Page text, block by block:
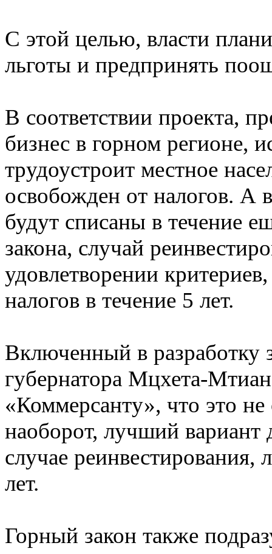
С этой целью, власти
льготы и предпринять
В соответствии проекта,
бизнес в горном регионе,
трудоустроит местное
освобожден от налогов. А
будут списаны в течение
закона, случай
удовлетворении
налогов в течение 5 лет.
Включенный в разработку
губернатора Мцхета-
«Коммерсанту», что это
наоборот, лучший вариант
случае реинвестирования,
лет.
Горный закон также